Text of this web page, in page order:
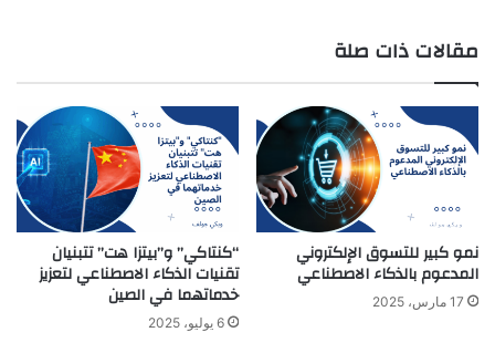
مقالات ذات صلة
نمو كبير للتسوق الإلكتروني
المدعوم بالذكاء الاصطناعي
17 مارس، 2025
“كنتاكي” و”بيتزا هت” تتبنيان
تقنيات الذكاء الاصطناعي لتعزيز
خدماتهما في الصين
6 يوليو، 2025